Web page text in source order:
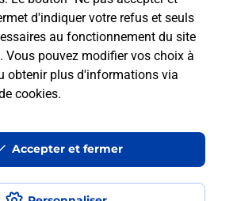
d'indiquer votre refus et seuls
au fonctionnement du site
Vous pouvez modifier vos choix à
obtenir plus d'informations via
cookies.
Accepter et fermer
GOURIN
conforme